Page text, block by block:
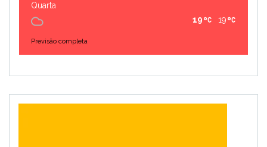
Quarta
19
19
Previsão completa